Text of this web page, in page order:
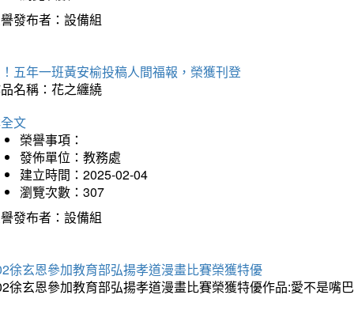
發布者：設備組
五年一班黃安榆投稿人間福報，榮獲刊登
名稱：花之纏繞
文
榮譽事項：
發佈單位：教務處
建立時間：2025-02-04
瀏覽次數：307
發布者：設備組
徐玄恩參加教育部弘揚孝道漫畫比賽榮獲特優
徐玄恩參加教育部弘揚孝道漫畫比賽榮獲特優作品:愛不是嘴